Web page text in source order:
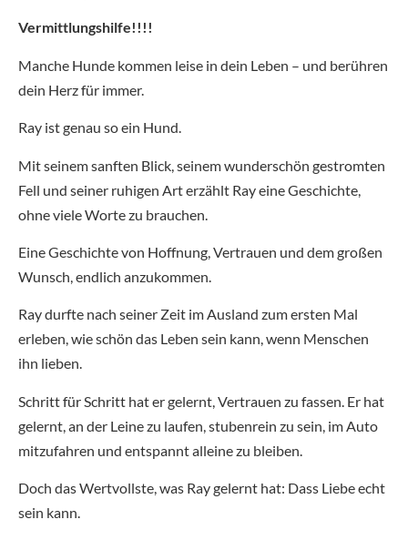
Vermittlungshilfe!!!!
Manche Hunde kommen leise in dein Leben – und berühren
dein Herz für immer.
Ray ist genau so ein Hund.
Mit seinem sanften Blick, seinem wunderschön gestromten
Fell und seiner ruhigen Art erzählt Ray eine Geschichte,
ohne viele Worte zu brauchen.
Eine Geschichte von Hoffnung, Vertrauen und dem großen
Wunsch, endlich anzukommen.
Ray durfte nach seiner Zeit im Ausland zum ersten Mal
erleben, wie schön das Leben sein kann, wenn Menschen
ihn lieben.
Schritt für Schritt hat er gelernt, Vertrauen zu fassen. Er hat
gelernt, an der Leine zu laufen, stubenrein zu sein, im Auto
mitzufahren und entspannt alleine zu bleiben.
Doch das Wertvollste, was Ray gelernt hat: Dass Liebe echt
sein kann.